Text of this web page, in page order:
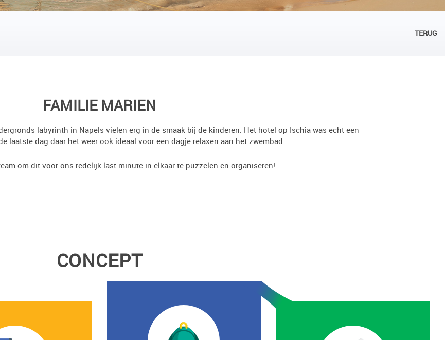
TERUG
FAMILIE MARIEN
labyrinth in Napels vielen erg in de smaak bij de kinderen. Het hotel op Ischia was echt een
laatste dag daar het weer ook ideaal voor een dagje relaxen aan het zwembad.
om dit voor ons redelijk last-minute in elkaar te puzzelen en organiseren!
CONCEPT